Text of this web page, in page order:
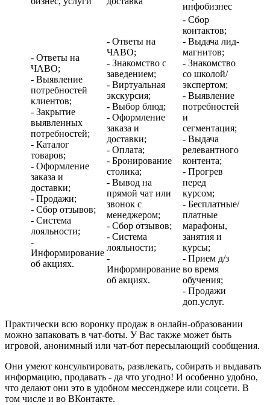
инфобизнес
- Ответы на
ЧАВО;
- Выявление
потребностей
клиентов;
- Закрытие
выявленных
потребностей;
- Каталог
товаров;
- Оформление
заказа и
доставки;
- Продажи;
- Сбор отзывов;
- Система
лояльности;
-
Информирование
об акциях.
- Ответы на
ЧАВО;
- Знакомство с
заведением;
- Виртуальная
экскурсия;
- Выбор блюд;
- Оформление
заказа и
доставки;
- Оплата;
- Бронирование
столика;
- Вывод на
прямой чат или
звонок с
менеджером;
- Сбор отзывов;
- Система
лояльности;
-
Информирование
об акциях.
- Сбор
контактов;
- Выдача лид-
магнитов;
- Знакомство
со школой/
экспертом;
- Выявление
потребностей
и
сегментация;
- Выдача
релевантного
контента;
- Прогрев
перед
курсом;
- Бесплатные/
платные
марафоны,
занятия и
курсы;
- Прием д/з
во время
обучения;
- Продажи
доп.услуг.
Практически всю воронку продаж в онлайн-образовании
можно запаковать в чат-боты. У Вас также может быть
игровой, анонимный или чат-бот пересылающий сообщения.
Они умеют консультировать, развлекать, собирать и выдавать
информацию, продавать - да что угодно! И особенно удобно,
что делают они это в удобном мессенджере или соцсети. В
том числе и во ВКонтакте.